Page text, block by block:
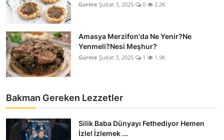
Gurme Şubat 3, 2025 0 2.2K
Amasya Merzifon'da Ne Yenir?Ne
Yenmeli?Nesi Meşhur?
Gurme Şubat 3, 2025 1 1.9K
Bakman Gereken Lezzetler
Silik Baba Dünyayı Fethediyor Hemen
İzle! İzlemek ...